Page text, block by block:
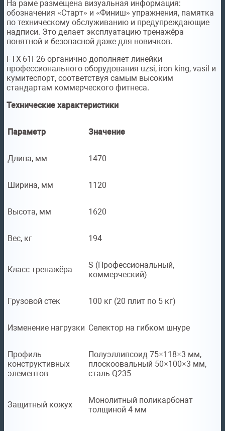
На раме размещена визуальная информация:
обозначения «Старт» и «Финиш» упражнения, памятка
по техническому обслуживанию и предупреждающие
надписи. Это делает эксплуатацию тренажёра
понятной и безопасной даже для новичков.
FTX-61F26 органично дополняет линейки
профессионального оборудования uzsi, iron king, vasil и
кумитеспорт, соответствуя самым высоким
стандартам коммерческого фитнеса.
Технические характеристики
Параметр Значение
Длина, мм 1470
Ширина, мм 1120
Высота, мм 1620
Вес, кг 194
Класс тренажёра
S (Профессиональный,
коммерческий)
Грузовой стек 100 кг (20 плит по 5 кг)
Изменение нагрузки Селектор на гибком шнуре
Профиль
конструктивных
элементов
Полуэллипсоид 75×118×3 мм,
плоскоовальный 50×100×3 мм,
сталь Q235
Защитный кожух
Монолитный поликарбонат
толщиной 4 мм